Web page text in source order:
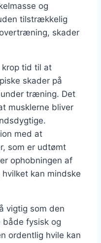
og
tilstrækkelig
skader
krop tid til at
skader på
træning. Det
musklerne bliver
med at
som er udtømt
ophobningen af
kan mindske
vigtig som den
fysisk og
ordentlig hvile kan